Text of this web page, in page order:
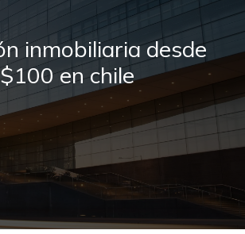
inmobiliaria desde
$100 en chile